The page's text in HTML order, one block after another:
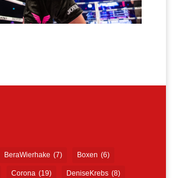
BeraWierhake (7) Boxen (6)
Corona (19) DeniseKrebs (8)